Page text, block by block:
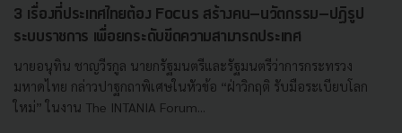
3 เรื่องที่ประเทศไทยต้อง Focus สร้างคน–นวัตกรรม–ปฏิรูป
ระบบราชการ เพื่อยกระดับขีดความสามารถประเทศ
นายอนุทิน ชาญวีรกูล นายกรัฐมนตรีและรัฐมนตรีว่าการกระทรวง
มหาดไทย กล่าวปาฐกถาพิเศษในหัวข้อ “ฝ่าวิกฤติ รับมือระเบียบโลก
ใหม่” ในงาน The INTANIA Forum...